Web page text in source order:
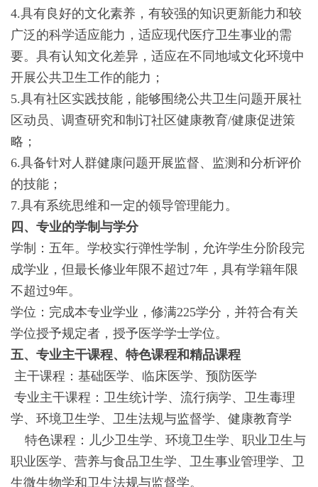
4.具有良好的文化素养，有较强的知识更新能力和较
广泛的科学适应能力，适应现代医疗卫生事业的需
要。具有认知文化差异，适应在不同地域文化环境中
开展公共卫生工作的能力；
5.具有社区实践技能，能够围绕公共卫生问题开展社
区动员、调查研究和制订社区健康教育/健康促进策
略；
6.具备针对人群健康问题开展监督、监测和分析评价
的技能；
7.具有系统思维和一定的领导管理能力。
四、专业的学制与学分
学制：五年。学校实行弹性学制，允许学生分阶段完
成学业，但最长修业年限不超过7年，具有学籍年限
不超过9年。
学位：完成本专业学业，修满225学分，并符合有关
学位授予规定者，授予医学学士学位。
五、专业主干课程、特色课程和精品课程
主干课程：基础医学、临床医学、预防医学
专业主干课程：卫生统计学、流行病学、卫生毒理
学、环境卫生学、卫生法规与监督学、健康教育学
特色课程：儿少卫生学、环境卫生学、职业卫生与
职业医学、营养与食品卫生学、卫生事业管理学、卫
生微生物学和卫生法规与监督学。